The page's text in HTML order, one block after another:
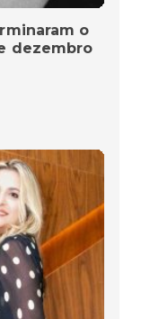
o
dezembro